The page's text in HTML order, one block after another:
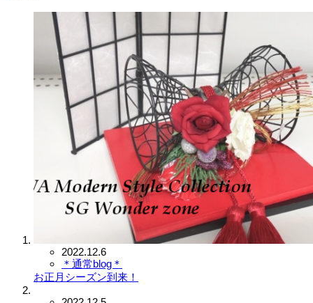
2022.12.6
＊通常blog＊
お正月シーズン到来！